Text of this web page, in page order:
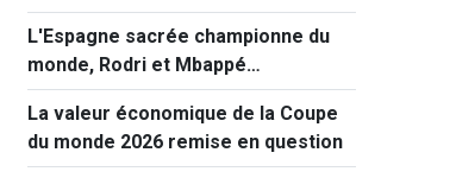
L'Espagne sacrée championne du
monde, Rodri et Mbappé
récompensés
La valeur économique de la Coupe
du monde 2026 remise en question